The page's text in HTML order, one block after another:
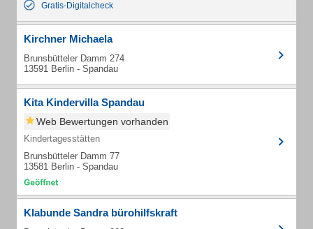
Gratis-Digitalcheck
Kirchner Michaela
Brunsbütteler Damm 274
13591 Berlin - Spandau
Kita Kindervilla Spandau
Web Bewertungen vorhanden
Kindertagesstätten
Brunsbütteler Damm 77
13581 Berlin - Spandau
Klabunde Sandra bürohilfskraft